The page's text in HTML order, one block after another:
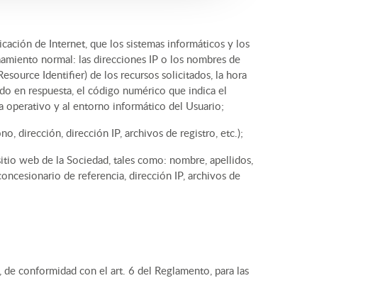
de Internet, que los sistemas informáticos y los
normal: las direcciones IP o los nombres de
Identifier) de los recursos solicitados, la hora
en respuesta, el código numérico que indica el
operativo y al entorno informático del Usuario;
dirección, dirección IP, archivos de registro, etc.);
web de la Sociedad, tales como: nombre, apellidos,
de referencia, dirección IP, archivos de
conformidad con el art. 6 del Reglamento, para las